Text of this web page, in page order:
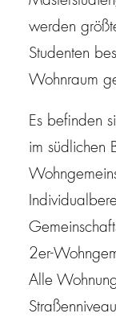
werden
Studenten
Wohnraum
Es befinden
im südlichen
2er-
Alle